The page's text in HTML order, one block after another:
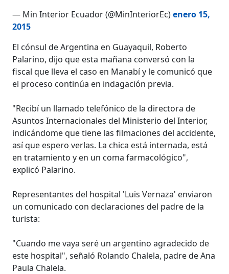
— Min Interior Ecuador (@MinInteriorEc)enero 15,
2015
El cónsul de Argentina en Guayaquil, Roberto
Palarino, dijo que esta mañana conversó con la
fiscal que lleva el caso en Manabí y le comunicó que
el proceso continúa en indagación previa.
"Recibí un llamado telefónico de la directora de
Asuntos Internacionales del Ministerio del Interior,
indicándome que tiene las filmaciones del accidente,
así que espero verlas. La chica está internada, está
en tratamiento y en un coma farmacológico",
explicó Palarino.
Representantes del hospital 'Luis Vernaza' enviaron
un comunicado con declaraciones del padre de la
turista:
"Cuando me vaya seré un argentino agradecido de
este hospital", señaló Rolando Chalela, padre de Ana
Paula Chalela.